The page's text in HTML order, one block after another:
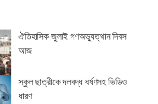
ঐতিহাসিক জুলাই গণঅভ্যুত্থান দিবস
আজ
স্কুল ছাত্রীকে দলবদ্ধ ধর্ষণসহ ভিডিও
ধারণ